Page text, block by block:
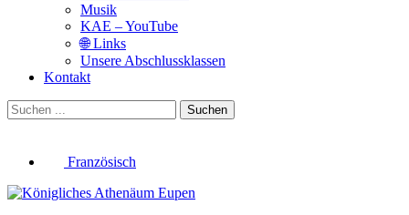
Musik
KAE – YouTube
🌐 Links
Unsere Abschlussklassen
Kontakt
Suchen
Französisch